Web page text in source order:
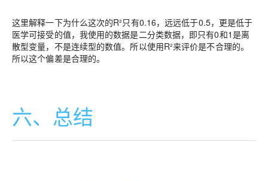
这里解释一下为什么这次的R²只有0.16，远远低于0.5，更是低于
医学可接受的值，我使用的数据是二分类数据，即只有0和1是离
散型变量，不是连续型的数值。所以使用R²来评价是不合理的。
所以这个偏差是合理的。
六、总结